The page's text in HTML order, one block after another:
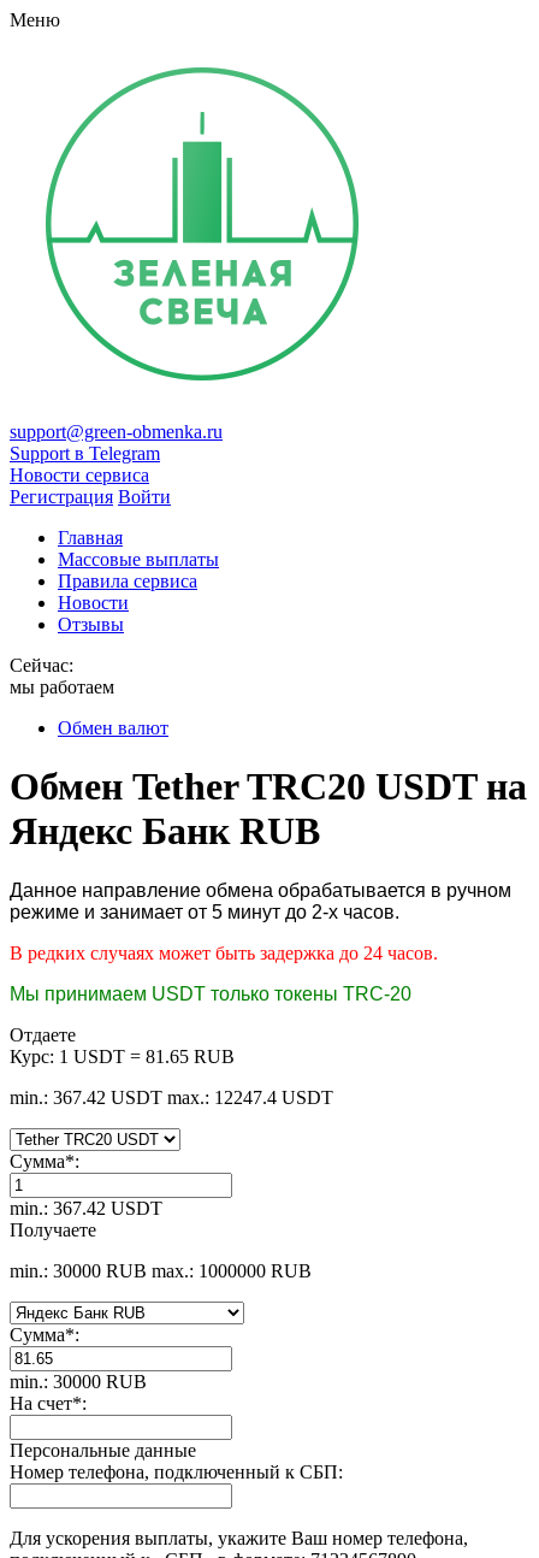
Меню
support@green-obmenka.ru
Support в Telegram
Новости сервиса
Регистрация Войти
Главная
Массовые выплаты
Правила сервиса
Новости
Отзывы
Сейчас:
мы работаем
Обмен валют
Обмен Tether TRC20 USDT на
Яндекс Банк RUB
Данное направление обмена обрабатывается в ручном
режиме и занимает от 5 минут до 2-х часов.
В редких случаях может быть задержка до 24 часов.
Мы принимаем USDT только токены TRC-20
Отдаете
Курс: 1 USDT = 81.65 RUB
min.: 367.42 USDT max.: 12247.4 USDT
Сумма*:
min.: 367.42 USDT
Получаете
min.: 30000 RUB max.: 1000000 RUB
Сумма*:
min.: 30000 RUB
На счет*:
Персональные данные
Номер телефона, подключенный к СБП:
Для ускорения выплаты, укажите Ваш номер телефона,